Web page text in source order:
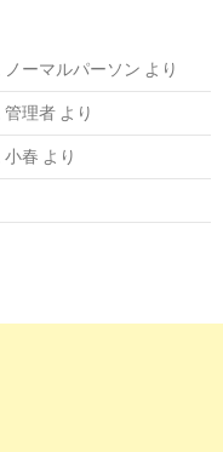
ノーマルパーソン より
管理者 より
小春 より